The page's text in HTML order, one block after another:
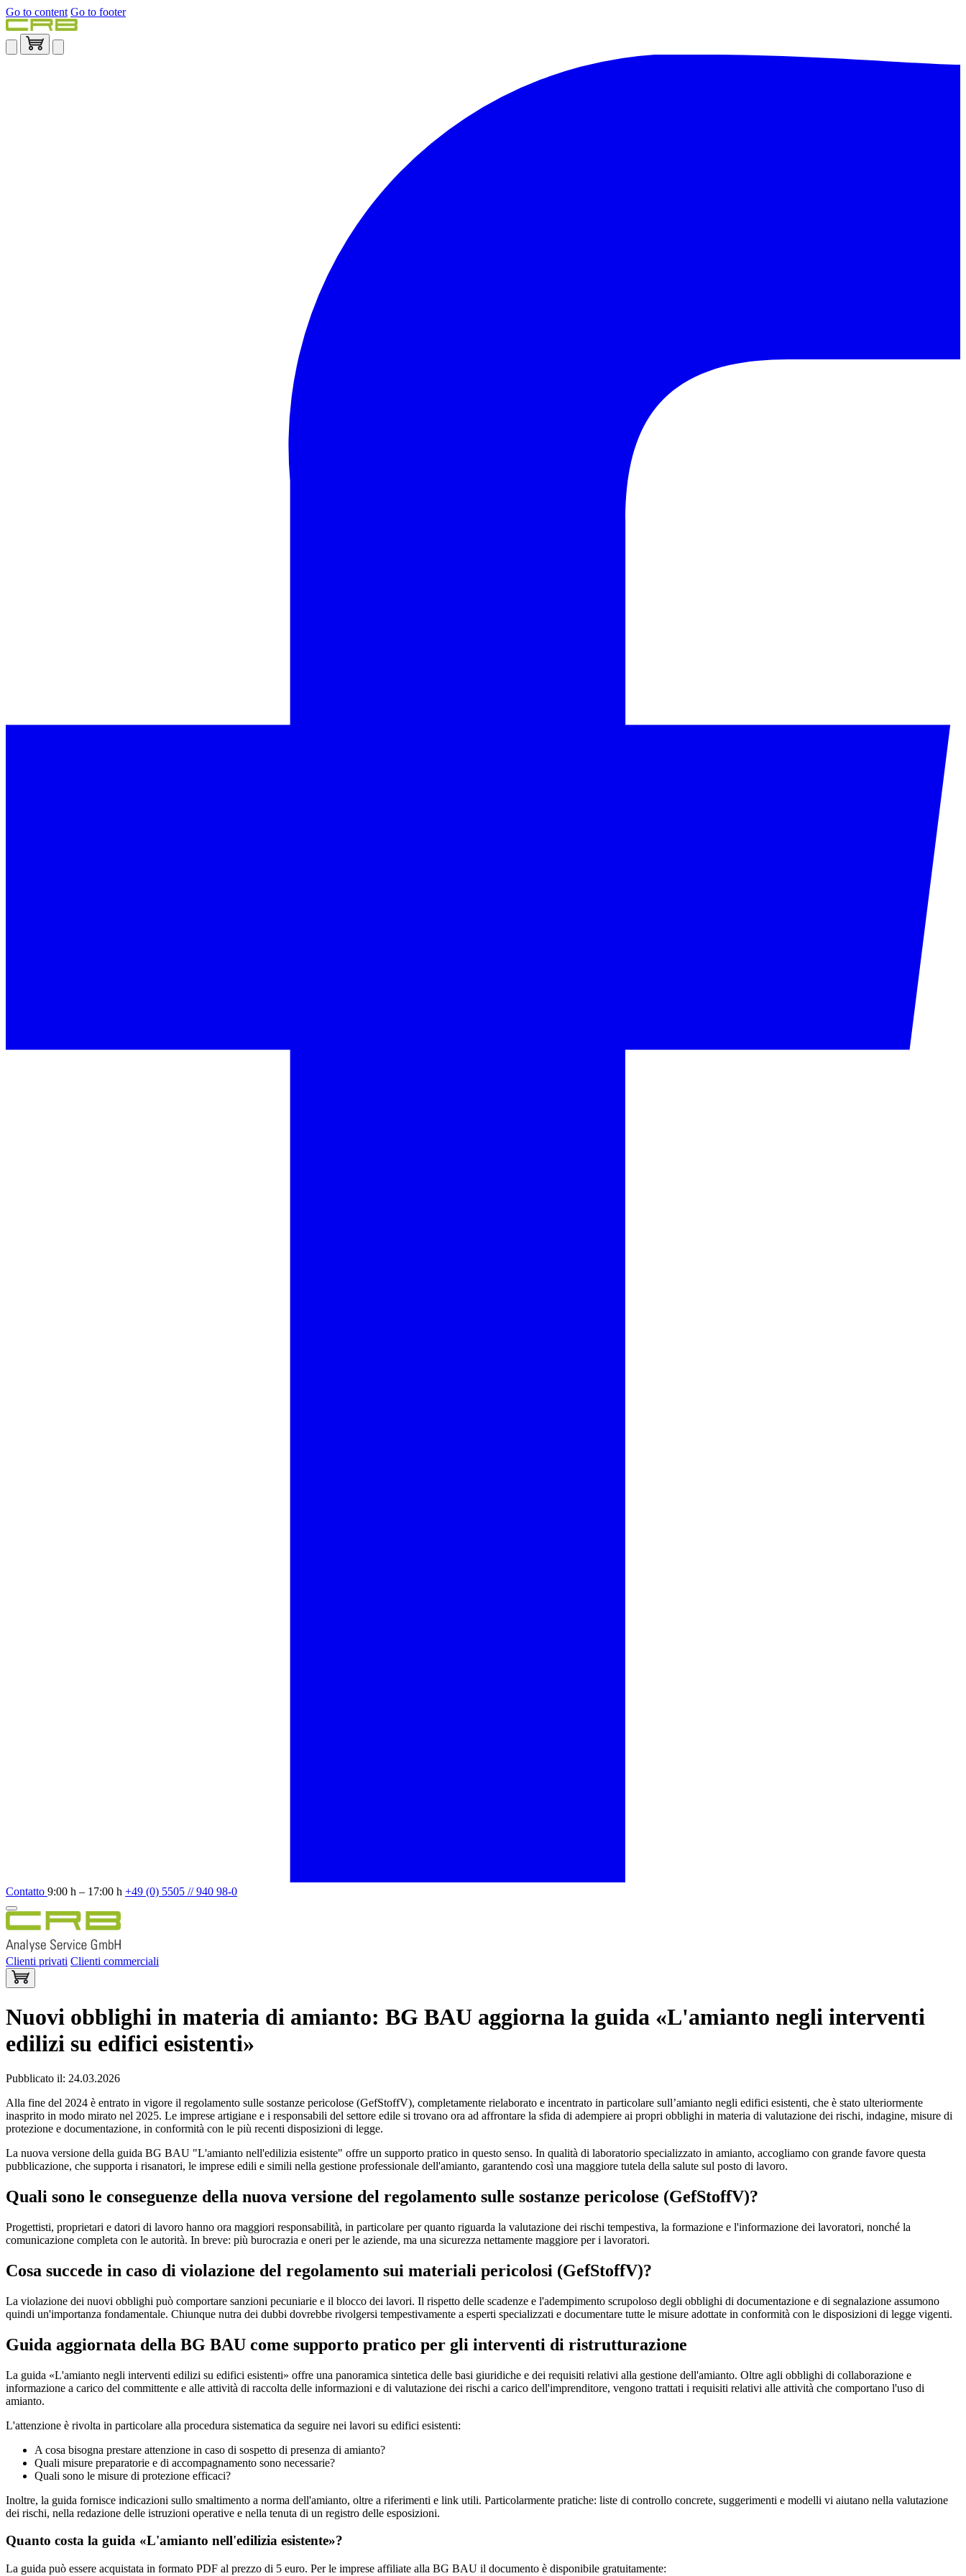
Go to content Go to footer
Contatto 9:00 h – 17:00 h +49 (0) 5505 // 940 98-0
Clienti privati Clienti commerciali
Nuovi obblighi in materia di amianto: BG BAU aggiorna la guida «L'amianto negli interventi
edilizi su edifici esistenti»
Pubblicato il: 24.03.2026
Alla fine del 2024 è entrato in vigore il regolamento sulle sostanze pericolose (GefStoffV), completamente rielaborato e incentrato in particolare sull’amianto negli edifici esistenti, che è stato ulteriormente
inasprito in modo mirato nel 2025. Le imprese artigiane e i responsabili del settore edile si trovano ora ad affrontare la sfida di adempiere ai propri obblighi in materia di valutazione dei rischi, indagine, misure di
protezione e documentazione, in conformità con le più recenti disposizioni di legge.
La nuova versione della guida BG BAU "L'amianto nell'edilizia esistente" offre un supporto pratico in questo senso. In qualità di laboratorio specializzato in amianto, accogliamo con grande favore questa
pubblicazione, che supporta i risanatori, le imprese edili e simili nella gestione professionale dell'amianto, garantendo così una maggiore tutela della salute sul posto di lavoro.
Quali sono le conseguenze della nuova versione del regolamento sulle sostanze pericolose (GefStoffV)?
Progettisti, proprietari e datori di lavoro hanno ora maggiori responsabilità, in particolare per quanto riguarda la valutazione dei rischi tempestiva, la formazione e l'informazione dei lavoratori, nonché la
comunicazione completa con le autorità. In breve: più burocrazia e oneri per le aziende, ma una sicurezza nettamente maggiore per i lavoratori.
Cosa succede in caso di violazione del regolamento sui materiali pericolosi (GefStoffV)?
La violazione dei nuovi obblighi può comportare sanzioni pecuniarie e il blocco dei lavori. Il rispetto delle scadenze e l'adempimento scrupoloso degli obblighi di documentazione e di segnalazione assumono
quindi un'importanza fondamentale. Chiunque nutra dei dubbi dovrebbe rivolgersi tempestivamente a esperti specializzati e documentare tutte le misure adottate in conformità con le disposizioni di legge vigenti.
Guida aggiornata della BG BAU come supporto pratico per gli interventi di ristrutturazione
La guida «L'amianto negli interventi edilizi su edifici esistenti» offre una panoramica sintetica delle basi giuridiche e dei requisiti relativi alla gestione dell'amianto. Oltre agli obblighi di collaborazione e
informazione a carico del committente e alle attività di raccolta delle informazioni e di valutazione dei rischi a carico dell'imprenditore, vengono trattati i requisiti relativi alle attività che comportano l'uso di
amianto.
L'attenzione è rivolta in particolare alla procedura sistematica da seguire nei lavori su edifici esistenti:
A cosa bisogna prestare attenzione in caso di sospetto di presenza di amianto?
Quali misure preparatorie e di accompagnamento sono necessarie?
Quali sono le misure di protezione efficaci?
Inoltre, la guida fornisce indicazioni sullo smaltimento a norma dell'amianto, oltre a riferimenti e link utili. Particolarmente pratiche: liste di controllo concrete, suggerimenti e modelli vi aiutano nella valutazione
dei rischi, nella redazione delle istruzioni operative e nella tenuta di un registro delle esposizioni.
Quanto costa la guida «L'amianto nell'edilizia esistente»?
La guida può essere acquistata in formato PDF al prezzo di 5 euro. Per le imprese affiliate alla BG BAU il documento è disponibile gratuitamente: